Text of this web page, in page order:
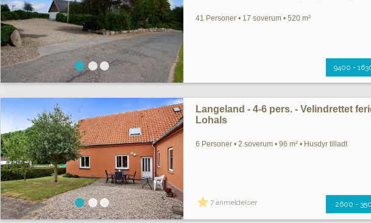
41 Personer • 17 soverum • 520 m²
9400 -
Langeland - 4-6 pers. - Velindrettet
Lohals
6 Personer • 2 soverum • 96 m² • Husdyr tilladt
7 anmeldelser 2600 -